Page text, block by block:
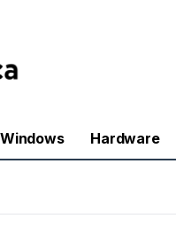
Windows Hardware